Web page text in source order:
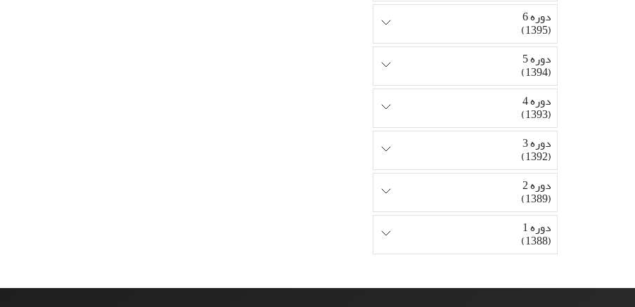
دوره 6
(1395)
دوره 5
(1394)
دوره 4
(1393)
دوره 3
(1392)
دوره 2
(1389)
دوره 1
(1388)